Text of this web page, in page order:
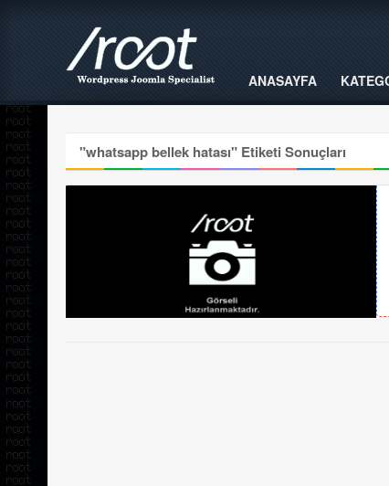
ANASAYFA
"whatsapp bellek hatası" Etiketi Sonuçları